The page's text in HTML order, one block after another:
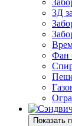
3Д
Фан
Показать